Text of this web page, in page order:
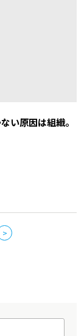
い原因は組織。
>